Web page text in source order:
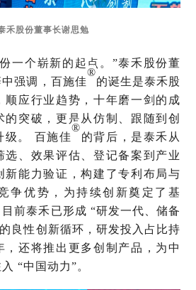
禾股份董事长谢思勉
一个崭新的起点。”泰禾股份董
强调，百施佳
®
的诞生是泰禾股
顺应行业趋势，十年磨一剑的成
的突破，更是从仿制、跟随到创
。
百施佳
®
的背后，是泰禾从
选、效果评估、登记备案到产业
新能力验证，构建了专利布局与
争优势，为持续创新奠定了基
前泰禾已形成 “研发一代、储备
良性创新循环，研发投入占比持
，还将推出更多创制产品，为中
“中国动力”。